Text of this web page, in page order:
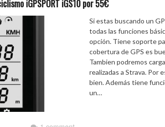
iGPSPORT iGS10 por 55€
Si estas buscando un
todas las funciones
opción. Tiene soporte
cobertura de GPS es
Tambien podremos
realizadas a Strava. Por
bien. Además tiene
un…